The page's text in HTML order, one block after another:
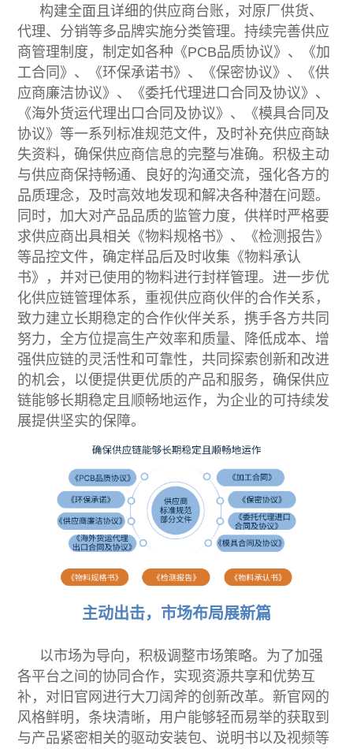
构建全面且详细的供应商台账，对原厂供货、
代理、分销等多品牌实施分类管理。持续完善供应
商管理制度，制定如各种《PCB品质协议》、《加
工合同》、《环保承诺书》、《保密协议》、《供
应商廉洁协议》、《委托代理进口合同及协议》、
《海外货运代理出口合同及协议》、《模具合同及
协议》等一系列标准规范文件，及时补充供应商缺
失资料，确保供应商信息的完整与准确。积极主动
与供应商保持畅通、良好的沟通交流，强化各方的
品质理念，及时高效地发现和解决各种潜在问题。
同时，加大对产品品质的监管力度，供样时严格要
求供应商出具相关《物料规格书》、《检测报告》
等品控文件，确定样品后及时收集《物料承认
书》，并对已使用的物料进行封样管理。进一步优
化供应链管理体系，重视供应商伙伴的合作关系，
致力建立长期稳定的合作伙伴关系，携手各方共同
努力，全方位提高生产效率和质量、降低成本、增
强供应链的灵活性和可靠性，共同探索创新和改进
的机会，以便提供更优质的产品和服务，确保供应
链能够长期稳定且顺畅地运作，为企业的可持续发
展提供坚实的保障。
主动出击，市场布局展新篇
以市场为导向，积极调整市场策略。为了加强
各平台之间的协同合作，实现资源共享和优势互
补，对旧官网进行大刀阔斧的创新改革。新官网的
风格鲜明，条块清晰，用户能够轻而易举的获取到
与产品紧密相关的驱动安装包、说明书以及视频等